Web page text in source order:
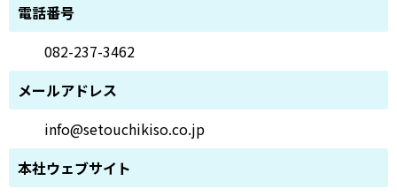
電話番号
082-237-3462
メールアドレス
info@setouchikiso.co.jp
本社ウェブサイト